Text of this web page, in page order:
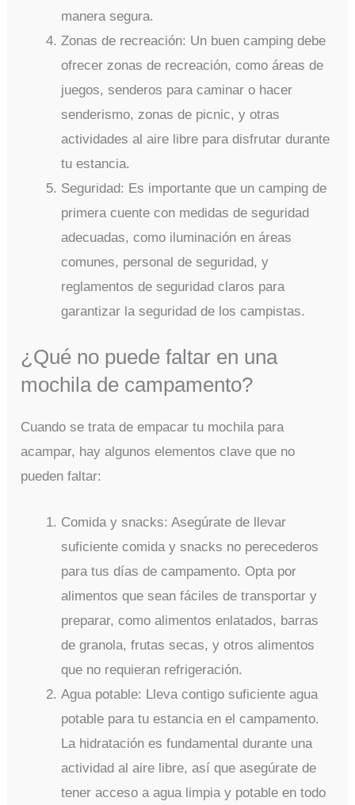
manera segura.
Zonas de recreación: Un buen camping debe
ofrecer zonas de recreación, como áreas de
juegos, senderos para caminar o hacer
senderismo, zonas de picnic, y otras
actividades al aire libre para disfrutar durante
tu estancia.
Seguridad: Es importante que un camping de
primera cuente con medidas de seguridad
adecuadas, como iluminación en áreas
comunes, personal de seguridad, y
reglamentos de seguridad claros para
garantizar la seguridad de los campistas.
¿Qué no puede faltar en una
mochila de campamento?
Cuando se trata de empacar tu mochila para
acampar, hay algunos elementos clave que no
pueden faltar:
Comida y snacks: Asegúrate de llevar
suficiente comida y snacks no perecederos
para tus días de campamento. Opta por
alimentos que sean fáciles de transportar y
preparar, como alimentos enlatados, barras
de granola, frutas secas, y otros alimentos
que no requieran refrigeración.
Agua potable: Lleva contigo suficiente agua
potable para tu estancia en el campamento.
La hidratación es fundamental durante una
actividad al aire libre, así que asegúrate de
tener acceso a agua limpia y potable en todo